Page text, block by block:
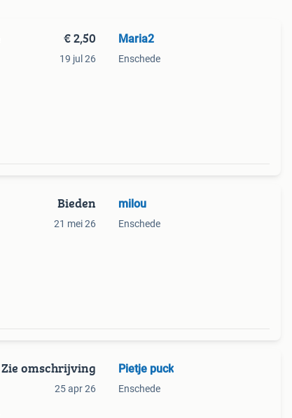
€ 2,50
19 jul 26
Maria2
Enschede
Bieden
21 mei 26
milou
Enschede
Zie omschrijving
25 apr 26
Pietje puck
Enschede